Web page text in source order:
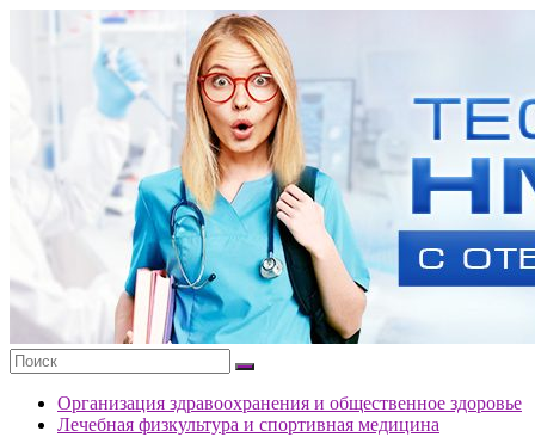
содержимому
портала
ответами
Организация здравоохранения и общественное здоровье
Лечебная физкультура и спортивная медицина